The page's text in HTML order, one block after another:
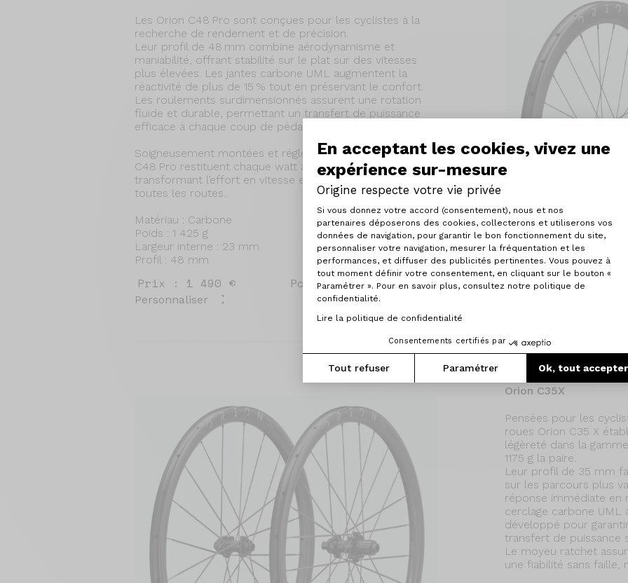
En acceptant les cookies, vivez une
expérience sur-mesure
Origine respecte votre vie privée
Plateforme de Gestion du
Si vous donnez votre accord (consentement), nous et nos
partenaires déposerons des cookies, collecterons et utiliserons vos
données de navigation, pour garantir le bon fonctionnement du site,
personnaliser votre navigation, mesurer la fréquentation et les
performances, et diffuser des publicités pertinentes. Vous pouvez à
tout moment définir votre consentement, en cliquant sur le bouton «
Paramétrer ». Pour en savoir plus, consultez notre politique de
confidentialité.
Lire la politique de confidentialité
Consentements certifiés par
Tout refuser Paramétrer Ok, tout accepter
Axeptio consent
Les Orion C48 Pro sont conçues pour les cyclistes à la
recherche de rendement et de précision.
Leur profil de 48 mm combine aérodynamisme et
maniabilité, offrant stabilité sur le plat sur des vitesses
plus élevées. Les jantes carbone UML augmentent la
réactivité de plus de 15 % tout en préservant le confort.
Les roulements surdimensionnés assurent une rotation
fluide et durable, permettant un transfert de puissance
efficace à chaque coup de pédale.
Soigneusement montées et réglées dans nos ateliers, les
C48 Pro restituent chaque watt avec précision,
transformant l’effort en vitesse et plaisir de pilotage sur
toutes les routes..
Matériau : Carbone
Poids : 1 425 g
Largeur interne : 23 mm
Profil : 48 mm
Prix : 1 490 € Poids : 1 425 g
Personnaliser
Orion C35X
Pensées pour les
roues Orion C35 X
légèreté dans la
1175 g la paire.
Leur profil de 35 mm
sur les parcours plus
réponse immédiate en
cerclage carbone UML
développé pour
transfert de puissance
Le moyeu ratchet
une fiabilité sans faille,